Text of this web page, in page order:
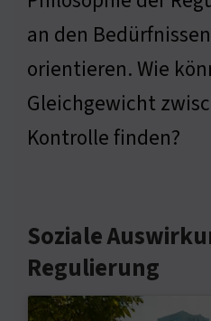
an den
orientieren. Wie
Gleichgewicht
Kontrolle finden?
Soziale
Regulierung